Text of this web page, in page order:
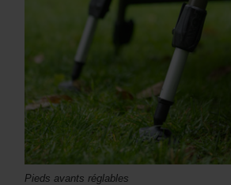
Pieds avants réglables